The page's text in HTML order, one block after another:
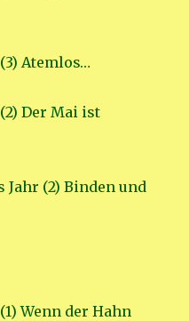
Atemlos…
Der Mai ist
Jahr (2) Binden und
Wenn der Hahn